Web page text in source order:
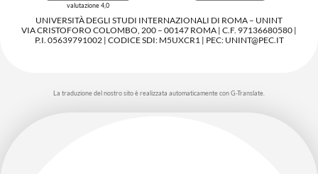
valutazione 4,0
UNIVERSITÀ DEGLI STUDI INTERNAZIONALI DI ROMA – UNINT
VIA CRISTOFORO COLOMBO, 200 – 00147 ROMA | C.F. 97136680580 |
P.I. 05639791002 | CODICE SDI: M5UXCR1 | PEC: UNINT@PEC.IT
La traduzione del nostro sito è realizzata automaticamente con G-Translate.